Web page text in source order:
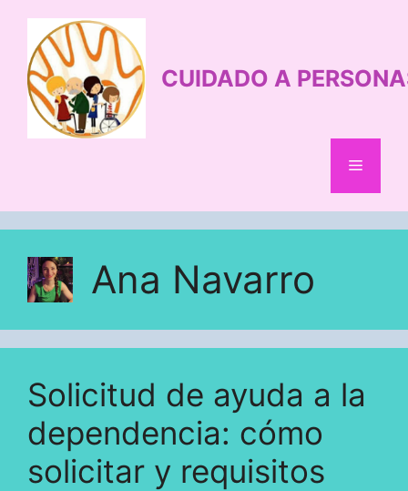
contenido
CUIDADO A
Menú
Ana Navarro
Solicitud de ayuda a la
dependencia: cómo
solicitar y requisitos